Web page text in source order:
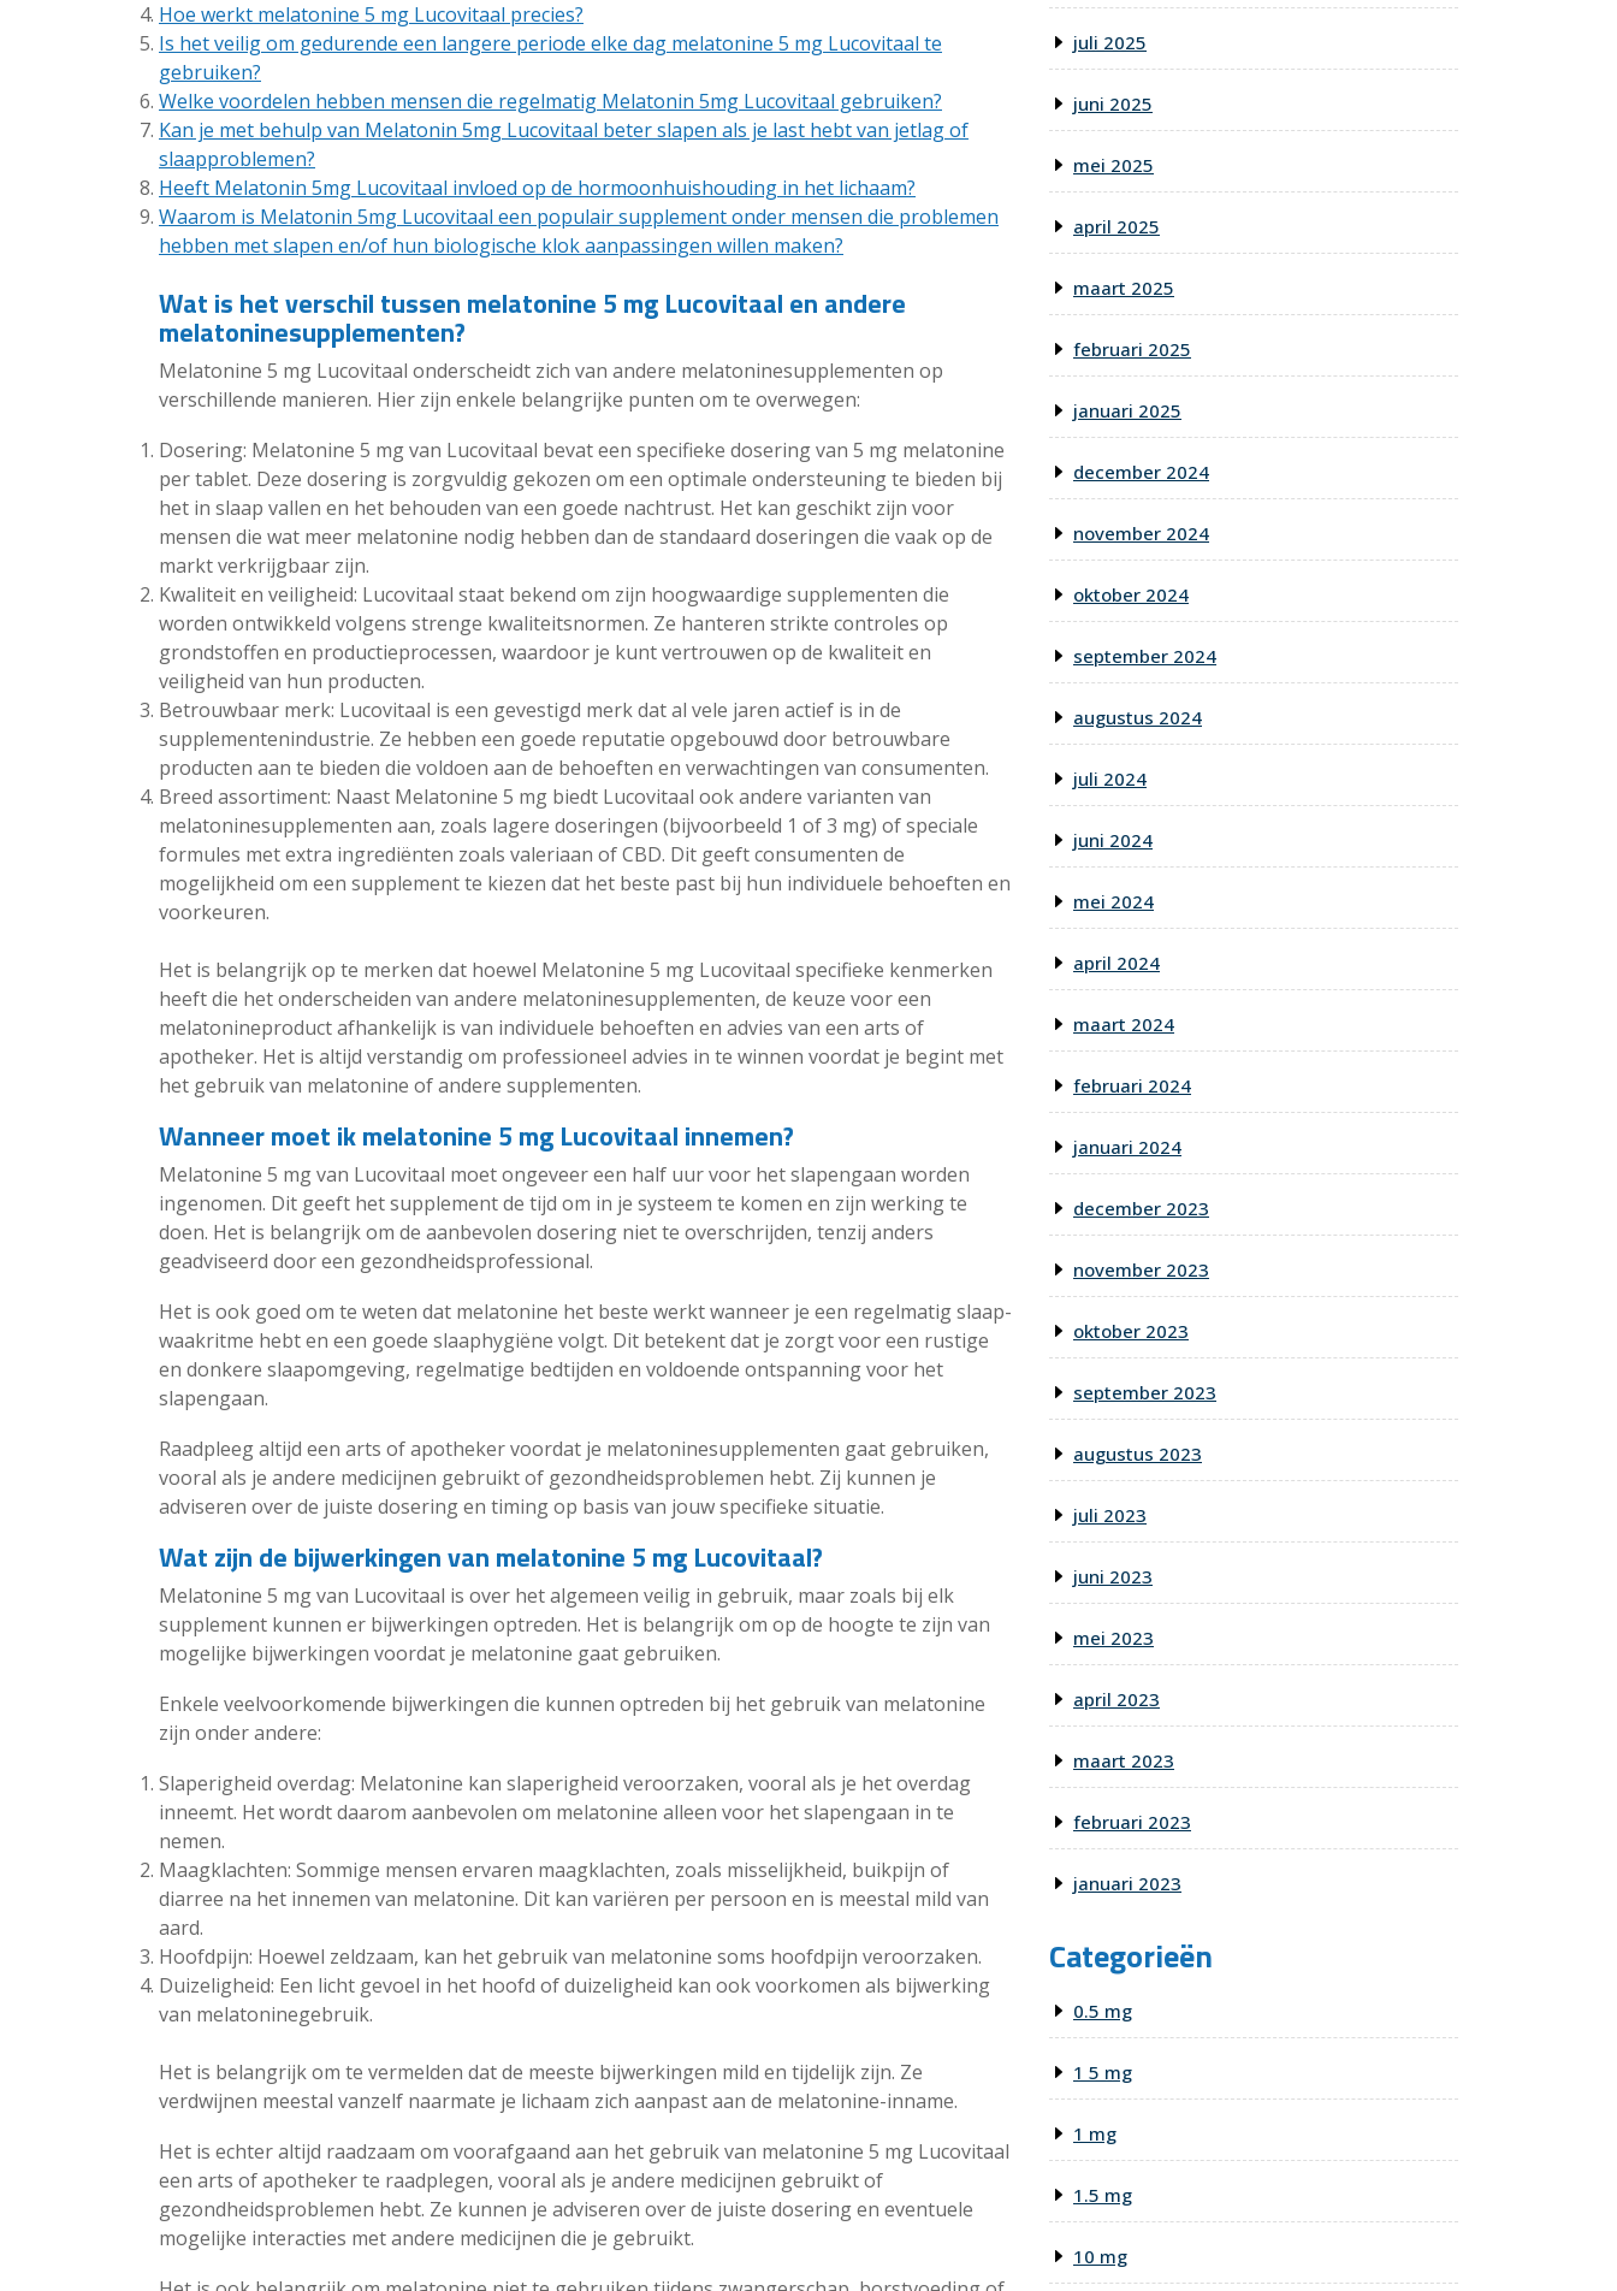
Hoe werkt melatonine 5 mg Lucovitaal precies?
Is het veilig om gedurende een langere periode elke dag melatonine 5 mg Lucovitaal te
gebruiken?
Welke voordelen hebben mensen die regelmatig Melatonin 5mg Lucovitaal gebruiken?
Kan je met behulp van Melatonin 5mg Lucovitaal beter slapen als je last hebt van jetlag of
slaapproblemen?
Heeft Melatonin 5mg Lucovitaal invloed op de hormoonhuishouding in het lichaam?
Waarom is Melatonin 5mg Lucovitaal een populair supplement onder mensen die problemen
hebben met slapen en/of hun biologische klok aanpassingen willen maken?
Wat is het verschil tussen melatonine 5 mg Lucovitaal en andere
melatoninesupplementen?
Melatonine 5 mg Lucovitaal onderscheidt zich van andere melatoninesupplementen op
verschillende manieren. Hier zijn enkele belangrijke punten om te overwegen:
Dosering: Melatonine 5 mg van Lucovitaal bevat een specifieke dosering van 5 mg melatonine
per tablet. Deze dosering is zorgvuldig gekozen om een optimale ondersteuning te bieden bij
het in slaap vallen en het behouden van een goede nachtrust. Het kan geschikt zijn voor
mensen die wat meer melatonine nodig hebben dan de standaard doseringen die vaak op de
markt verkrijgbaar zijn.
Kwaliteit en veiligheid: Lucovitaal staat bekend om zijn hoogwaardige supplementen die
worden ontwikkeld volgens strenge kwaliteitsnormen. Ze hanteren strikte controles op
grondstoffen en productieprocessen, waardoor je kunt vertrouwen op de kwaliteit en
veiligheid van hun producten.
Betrouwbaar merk: Lucovitaal is een gevestigd merk dat al vele jaren actief is in de
supplementenindustrie. Ze hebben een goede reputatie opgebouwd door betrouwbare
producten aan te bieden die voldoen aan de behoeften en verwachtingen van consumenten.
Breed assortiment: Naast Melatonine 5 mg biedt Lucovitaal ook andere varianten van
melatoninesupplementen aan, zoals lagere doseringen (bijvoorbeeld 1 of 3 mg) of speciale
formules met extra ingrediënten zoals valeriaan of CBD. Dit geeft consumenten de
mogelijkheid om een supplement te kiezen dat het beste past bij hun individuele behoeften en
voorkeuren.
Het is belangrijk op te merken dat hoewel Melatonine 5 mg Lucovitaal specifieke kenmerken
heeft die het onderscheiden van andere melatoninesupplementen, de keuze voor een
melatonineproduct afhankelijk is van individuele behoeften en advies van een arts of
apotheker. Het is altijd verstandig om professioneel advies in te winnen voordat je begint met
het gebruik van melatonine of andere supplementen.
Wanneer moet ik melatonine 5 mg Lucovitaal innemen?
Melatonine 5 mg van Lucovitaal moet ongeveer een half uur voor het slapengaan worden
ingenomen. Dit geeft het supplement de tijd om in je systeem te komen en zijn werking te
doen. Het is belangrijk om de aanbevolen dosering niet te overschrijden, tenzij anders
geadviseerd door een gezondheidsprofessional.
Het is ook goed om te weten dat melatonine het beste werkt wanneer je een regelmatig slaap-
waakritme hebt en een goede slaaphygiëne volgt. Dit betekent dat je zorgt voor een rustige
en donkere slaapomgeving, regelmatige bedtijden en voldoende ontspanning voor het
slapengaan.
Raadpleeg altijd een arts of apotheker voordat je melatoninesupplementen gaat gebruiken,
vooral als je andere medicijnen gebruikt of gezondheidsproblemen hebt. Zij kunnen je
adviseren over de juiste dosering en timing op basis van jouw specifieke situatie.
Wat zijn de bijwerkingen van melatonine 5 mg Lucovitaal?
Melatonine 5 mg van Lucovitaal is over het algemeen veilig in gebruik, maar zoals bij elk
supplement kunnen er bijwerkingen optreden. Het is belangrijk om op de hoogte te zijn van
mogelijke bijwerkingen voordat je melatonine gaat gebruiken.
Enkele veelvoorkomende bijwerkingen die kunnen optreden bij het gebruik van melatonine
zijn onder andere:
Slaperigheid overdag: Melatonine kan slaperigheid veroorzaken, vooral als je het overdag
inneemt. Het wordt daarom aanbevolen om melatonine alleen voor het slapengaan in te
nemen.
Maagklachten: Sommige mensen ervaren maagklachten, zoals misselijkheid, buikpijn of
diarree na het innemen van melatonine. Dit kan variëren per persoon en is meestal mild van
aard.
Hoofdpijn: Hoewel zeldzaam, kan het gebruik van melatonine soms hoofdpijn veroorzaken.
Duizeligheid: Een licht gevoel in het hoofd of duizeligheid kan ook voorkomen als bijwerking
van melatoninegebruik.
Het is belangrijk om te vermelden dat de meeste bijwerkingen mild en tijdelijk zijn. Ze
verdwijnen meestal vanzelf naarmate je lichaam zich aanpast aan de melatonine-inname.
Het is echter altijd raadzaam om voorafgaand aan het gebruik van melatonine 5 mg Lucovitaal
een arts of apotheker te raadplegen, vooral als je andere medicijnen gebruikt of
gezondheidsproblemen hebt. Ze kunnen je adviseren over de juiste dosering en eventuele
mogelijke interacties met andere medicijnen die je gebruikt.
juli 2025
juni 2025
mei 2025
april 2025
maart 2025
februari 2025
januari 2025
december 2024
november 2024
oktober 2024
september 2024
augustus 2024
juli 2024
juni 2024
mei 2024
april 2024
maart 2024
februari 2024
januari 2024
december 2023
november 2023
oktober 2023
september 2023
augustus 2023
juli 2023
juni 2023
mei 2023
april 2023
maart 2023
februari 2023
januari 2023
Categorieën
0.5 mg
1 5 mg
1 mg
1.5 mg
10 mg